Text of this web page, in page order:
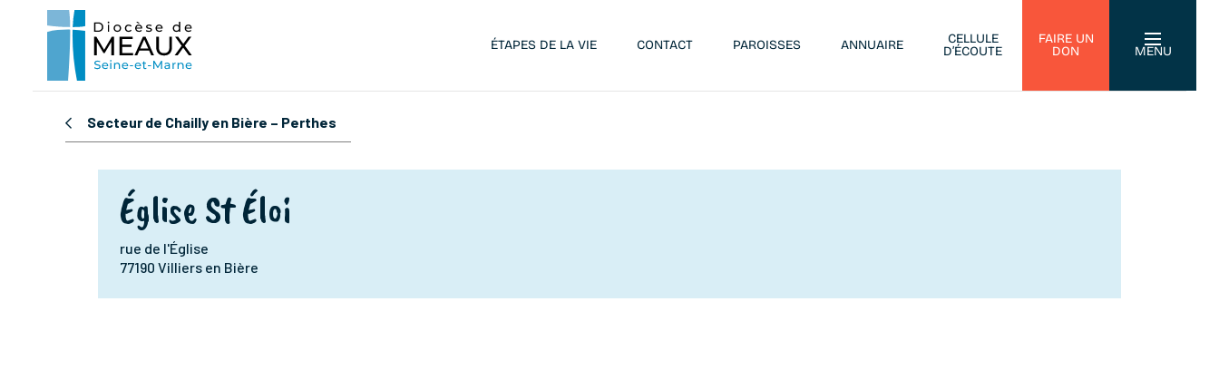
ÉTAPES DE LA VIE CONTACT PAROISSES ANNUAIRE
CELLULE
D’ÉCOUTE
FAIRE UN
DON
MENU
Secteur de Chailly en Bière – Perthes
Église St Éloi
rue de l'Église
77190 Villiers en Bière